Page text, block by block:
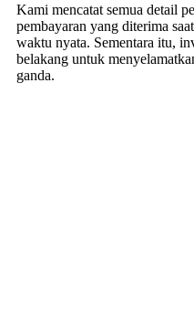
Kami mencatat semua detail
pembayaran yang diterima
waktu nyata. Sementara itu,
belakang untuk
ganda.